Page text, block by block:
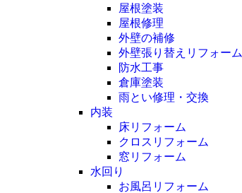
屋根塗装
屋根修理
外壁の補修
外壁張り替えリフォーム
防水工事
倉庫塗装
雨とい修理・交換
内装
床リフォーム
クロスリフォーム
窓リフォーム
水回り
お風呂リフォーム